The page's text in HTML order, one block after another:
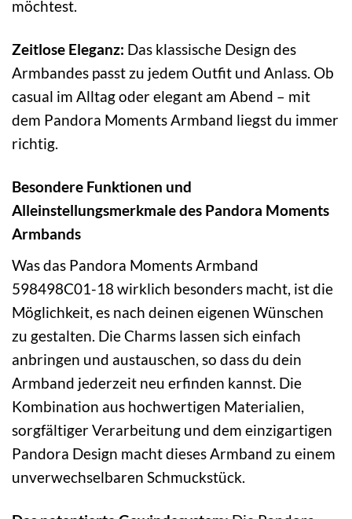
möchtest.
Zeitlose Eleganz: Das klassische Design des
Armbandes passt zu jedem Outfit und Anlass. Ob
casual im Alltag oder elegant am Abend – mit
dem Pandora Moments Armband liegst du immer
richtig.
Besondere Funktionen und
Alleinstellungsmerkmale des Pandora Moments
Armbands
Was das Pandora Moments Armband
598498C01-18 wirklich besonders macht, ist die
Möglichkeit, es nach deinen eigenen Wünschen
zu gestalten. Die Charms lassen sich einfach
anbringen und austauschen, so dass du dein
Armband jederzeit neu erfinden kannst. Die
Kombination aus hochwertigen Materialien,
sorgfältiger Verarbeitung und dem einzigartigen
Pandora Design macht dieses Armband zu einem
unverwechselbaren Schmuckstück.